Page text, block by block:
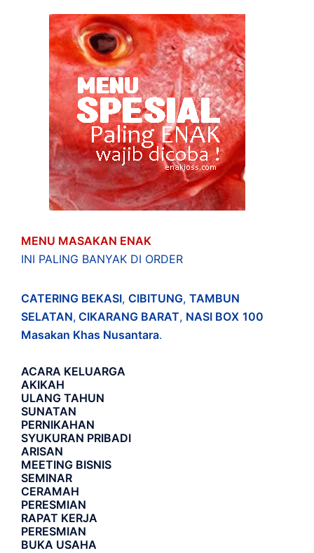
MENU MASAKAN ENAK
INI PALING BANYAK DI ORDER
CATERING BEKASI, CIBITUNG, TAMBUN
SELATAN, CIKARANG BARAT, NASI BOX 100
Masakan Khas Nusantara.
ACARA KELUARGA
AKIKAH
ULANG TAHUN
SUNATAN
PERNIKAHAN
SYUKURAN PRIBADI
ARISAN
MEETING BISNIS
SEMINAR
CERAMAH
PERESMIAN
RAPAT KERJA
PERESMIAN
BUKA USAHA